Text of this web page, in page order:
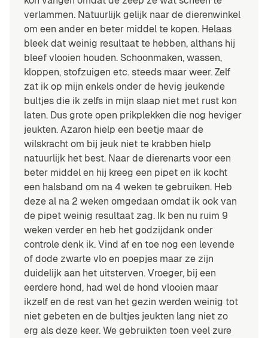
verlammen. Natuurlijk gelijk naar de dierenwinkel
om een ander en beter middel te kopen. Helaas
bleek dat weinig resultaat te hebben, althans hij
bleef vlooien houden. Schoonmaken, wassen,
kloppen, stofzuigen etc. steeds maar weer. Zelf
zat ik op mijn enkels onder de hevig jeukende
bultjes die ik zelfs in mijn slaap niet met rust kon
laten. Dus grote open prikplekken die nog heviger
jeukten. Azaron hielp een beetje maar de
wilskracht om bij jeuk niet te krabben hielp
natuurlijk het best. Naar de dierenarts voor een
beter middel en hij kreeg een pipet en ik kocht
een halsband om na 4 weken te gebruiken. Heb
deze al na 2 weken omgedaan omdat ik ook van
de pipet weinig resultaat zag. Ik ben nu ruim 9
weken verder en heb het godzijdank onder
controle denk ik. Vind af en toe nog een levende
of dode zwarte vlo en poepjes maar ze zijn
duidelijk aan het uitsterven. Vroeger, bij een
eerdere hond, had wel de hond vlooien maar
ikzelf en de rest van het gezin werden weinig tot
niet gebeten en de bultjes jeukten lang niet zo
erg als deze keer. We gebruikten toen veel zure